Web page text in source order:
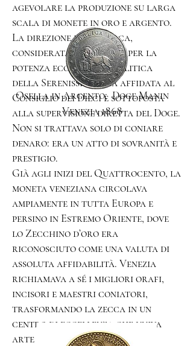
agevolare la produzione su larga
scala di monete in oro e argento.
La direzione della zecca,
considerata strategica per la
potenza economica e politica
della Serenissima, era affidata al
Consiglio dei Dieci e sottoposta
alla supervisione diretta del Doge.
Non si trattava solo di coniare
denaro: era un atto di sovranità e
prestigio.
Già agli inizi del Quattrocento, la
moneta veneziana circolava
ampiamente in tutta Europa e
persino in Estremo Oriente, dove
lo Zecchino d’oro era
riconosciuto come una valuta di
assoluta affidabilità. Venezia
richiamava a sé i migliori orafi,
incisori e maestri coniatori,
trasformando la zecca in un
centro di eccellenza che univa
arte e finanza.
Osella in Argento; Doge Manin
Venezia 1868